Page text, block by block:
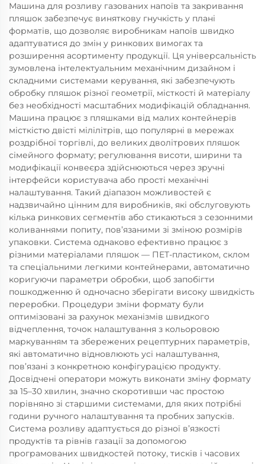
Машина для розливу газованих напоїв та закривання
пляшок забезпечує виняткову гнучкість у плані
форматів, що дозволяє виробникам напоїв швидко
адаптуватися до змін у ринкових вимогах та
розширення асортименту продукції. Ця універсальність
зумовлена інтелектуальним механічним дизайном і
складними системами керування, які забезпечують
обробку пляшок різної геометрії, місткості й матеріалу
без необхідності масштабних модифікацій обладнання.
Машина працює з пляшками від малих контейнерів
місткістю двісті мілілітрів, що популярні в мережах
роздрібної торгівлі, до великих дволітрових пляшок
сімейного формату; регулювання висоти, ширини та
модифікації конвеєра здійснюються через зручні
інтерфейси користувача або прості механічні
налаштування. Такий діапазон можливостей є
надзвичайно цінним для виробників, які обслуговують
кілька ринкових сегментів або стикаються з сезонними
коливаннями попиту, пов’язаними зі зміною розмірів
упаковки. Система однаково ефективно працює з
різними матеріалами пляшок — ПЕТ-пластиком, склом
та спеціальними легкими контейнерами, автоматично
коригуючи параметри обробки, щоб запобігти
пошкодженню й одночасно зберігати високу швидкість
переробки. Процедури зміни формату були
оптимізовані за рахунок механізмів швидкого
відчеплення, точок налаштування з кольоровою
маркуванням та збережених рецептурних параметрів,
які автоматично відновлюють усі налаштування,
пов’язані з конкретною конфігурацією продукту.
Досвідчені оператори можуть виконати зміну формату
за 15–30 хвилин, значно скоротивши час простою
порівняно зі старшими системами, для яких потрібні
години ручного налаштування та пробних запусків.
Система розливу адаптується до різної в’язкості
продуктів та рівнів газації за допомогою
програмованих швидкостей потоку, тисків і часових